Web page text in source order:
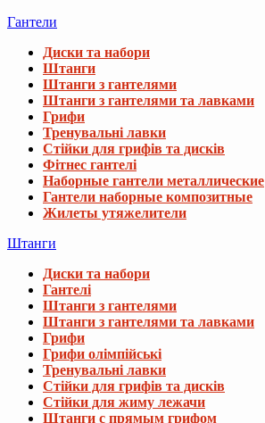
Гантели
Диски та набори
Штанги
Штанги з гантелями
Штанги з гантелями та лавками
Грифи
Тренувальні лавки
Стійки для грифів та дисків
Фітнес гантелі
Наборные гантели металлические
Гантели наборные композитные
Жилеты утяжелители
Штанги
Диски та набори
Гантелі
Штанги з гантелями
Штанги з гантелями та лавками
Грифи
Грифи олімпійські
Тренувальні лавки
Стійки для грифів та дисків
Стійки для жиму лежачи
Штанги с прямым грифом